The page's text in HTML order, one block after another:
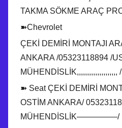
TAKMA SÖKME ARAÇ
➽Chevrolet
ÇEKİ DEMİRİ MONTAJI
ANKARA /05323118894 /
MÜHENDİSLİK,,,,,,,,,,,,,,,,,,,, /
➽ Seat ÇEKİ DEMİRİ
OSTİM ANKARA/
MÜHENDİSLİK—————/